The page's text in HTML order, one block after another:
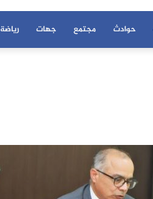
حوادث مجتمع جهات رياضة